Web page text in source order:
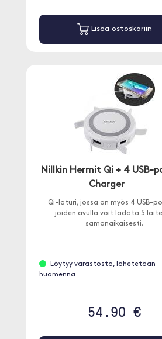
Lisää ostoskoriin
Nillkin Hermit Qi + 4 USB-
Charger
Qi-laturi, jossa on myös 4 USB-
joiden avulla voit ladata 5
samanaikaisesti.
Löytyy varastosta, lähetetään
huomenna
54.90 €